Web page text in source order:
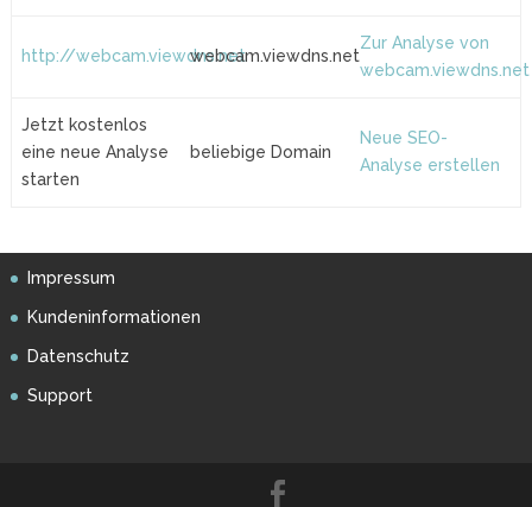
http://webcam.viewdns.netwebcam.viewdns.net
Zur Analyse von
webcam.viewdns.net
Jetzt kostenlos
eine neue Analyse
starten
beliebige Domain
Neue SEO-
Analyse erstellen
Impressum
Kundeninformationen
Datenschutz
Support